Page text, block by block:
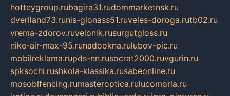
hotteygroup.rubagira31.rudommarketnsk.ru
dveriland73.runis-glonass51.ruveles-doroga.rutb02.ru
vrema-zdorov.ruvelonik.rusurgutgloss.ru
nike-air-max-95.runadookna.rulubov-pic.ru
mobilreklama.rupds-nn.rusocrat2000.ruvgurin.ru
spksochi.rushkola-klassika.rusabeonline.ru
mosoblfencing.rumasteroptica.rulucomoria.ru